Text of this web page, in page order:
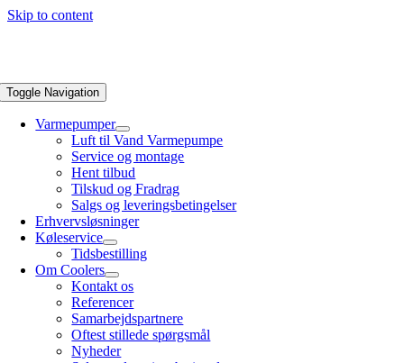
Skip to content
Toggle Navigation
Varmepumper
Luft til Vand Varmepumpe
Service og montage
Hent tilbud
Tilskud og Fradrag
Salgs og leveringsbetingelser
Erhvervsløsninger
Køleservice
Tidsbestilling
Om Coolers
Kontakt os
Referencer
Samarbejdspartnere
Oftest stillede spørgsmål
Nyheder